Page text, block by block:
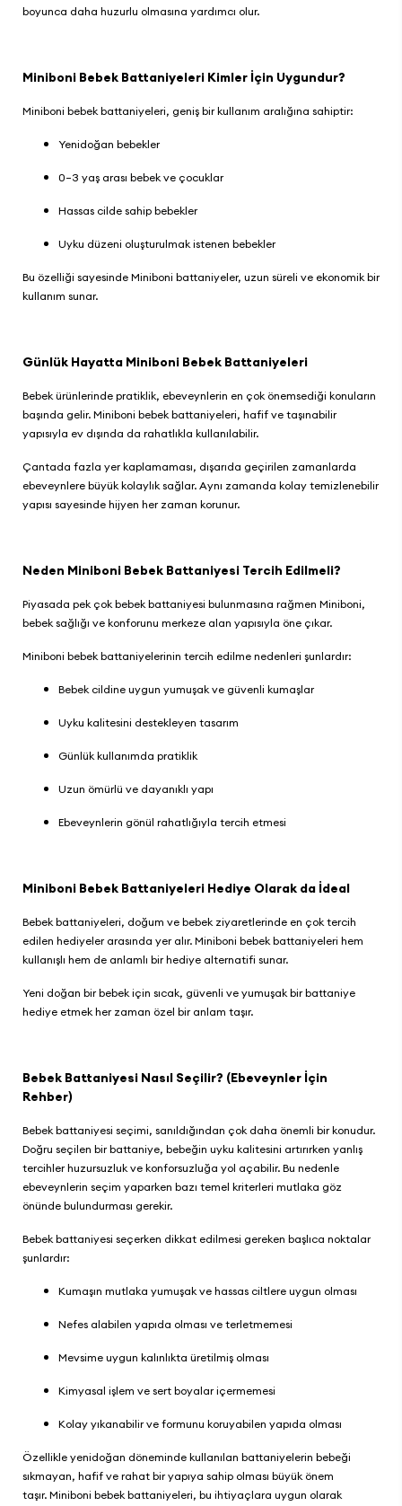
boyunca daha huzurlu olmasına yardımcı olur.
Miniboni Bebek Battaniyeleri Kimler İçin Uygundur?
Miniboni bebek battaniyeleri, geniş bir kullanım aralığına sahiptir:
Yenidoğan bebekler
0–3 yaş arası bebek ve çocuklar
Hassas cilde sahip bebekler
Uyku düzeni oluşturulmak istenen bebekler
Bu özelliği sayesinde Miniboni battaniyeler, uzun süreli ve ekonomik bir
kullanım sunar.
Günlük Hayatta Miniboni Bebek Battaniyeleri
Bebek ürünlerinde pratiklik, ebeveynlerin en çok önemsediği konuların
başında gelir. Miniboni bebek battaniyeleri, hafif ve taşınabilir
yapısıyla ev dışında da rahatlıkla kullanılabilir.
Çantada fazla yer kaplamaması, dışarıda geçirilen zamanlarda
ebeveynlere büyük kolaylık sağlar. Aynı zamanda kolay temizlenebilir
yapısı sayesinde hijyen her zaman korunur.
Neden Miniboni Bebek Battaniyesi Tercih Edilmeli?
Piyasada pek çok bebek battaniyesi bulunmasına rağmen Miniboni,
bebek sağlığı ve konforunu merkeze alan yapısıyla öne çıkar.
Miniboni bebek battaniyelerinin tercih edilme nedenleri şunlardır:
Bebek cildine uygun yumuşak ve güvenli kumaşlar
Uyku kalitesini destekleyen tasarım
Günlük kullanımda pratiklik
Uzun ömürlü ve dayanıklı yapı
Ebeveynlerin gönül rahatlığıyla tercih etmesi
Miniboni Bebek Battaniyeleri Hediye Olarak da İdeal
Bebek battaniyeleri, doğum ve bebek ziyaretlerinde en çok tercih
edilen hediyeler arasında yer alır. Miniboni bebek battaniyeleri hem
kullanışlı hem de anlamlı bir hediye alternatifi sunar.
Yeni doğan bir bebek için sıcak, güvenli ve yumuşak bir battaniye
hediye etmek her zaman özel bir anlam taşır.
Bebek Battaniyesi Nasıl Seçilir? (Ebeveynler İçin
Rehber)
Bebek battaniyesi seçimi, sanıldığından çok daha önemli bir konudur.
Doğru seçilen bir battaniye, bebeğin uyku kalitesini artırırken yanlış
tercihler huzursuzluk ve konforsuzluğa yol açabilir. Bu nedenle
ebeveynlerin seçim yaparken bazı temel kriterleri mutlaka göz
önünde bulundurması gerekir.
Bebek battaniyesi seçerken dikkat edilmesi gereken başlıca noktalar
şunlardır:
Kumaşın mutlaka yumuşak ve hassas ciltlere uygun olması
Nefes alabilen yapıda olması ve terletmemesi
Mevsime uygun kalınlıkta üretilmiş olması
Kimyasal işlem ve sert boyalar içermemesi
Kolay yıkanabilir ve formunu koruyabilen yapıda olması
Özellikle yenidoğan döneminde kullanılan battaniyelerin bebeği
sıkmayan, hafif ve rahat bir yapıya sahip olması büyük önem
taşır. Miniboni bebek battaniyeleri, bu ihtiyaçlara uygun olarak